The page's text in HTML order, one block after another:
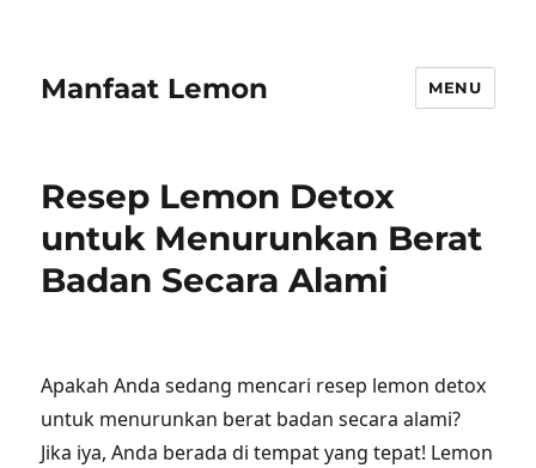
Manfaat Lemon MENU
Resep Lemon Detox
untuk Menurunkan Berat
Badan Secara Alami
Apakah Anda sedang mencari resep lemon detox
untuk menurunkan berat badan secara alami?
Jika iya, Anda berada di tempat yang tepat! Lemon